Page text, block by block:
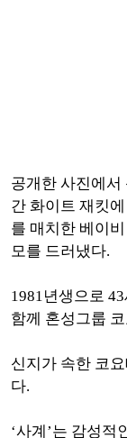
공개한 사진에서
간 화이트 재킷
를 매치한 베이
모를 드러냈다.
1981년생으로
함께 혼성그룹
신지가 속한 코
다.
‘사계’는 감성적